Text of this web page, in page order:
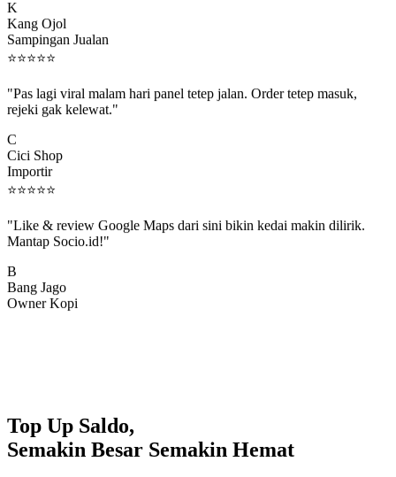
Kang Ojol
Sampingan Jualan
⭐⭐⭐⭐⭐
rejeki gak kelewat."
Cici Shop
Importir
⭐⭐⭐⭐⭐
Mantap Socio.id!"
Bang Jago
Owner Kopi
Top Up Saldo,
Semakin Besar Semakin Hemat